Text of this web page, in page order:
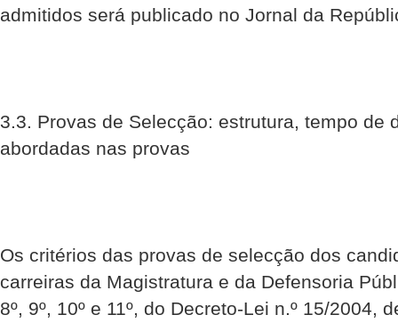
admitidos será publicado no Jornal da
3.3. Provas de Selecção: estrutura, tempo de
abordadas nas provas
Os critérios das provas de selecção dos
carreiras da Magistratura e da Defensoria
8º, 9º, 10º e 11º, do Decreto-Lei n.º 15/2004,